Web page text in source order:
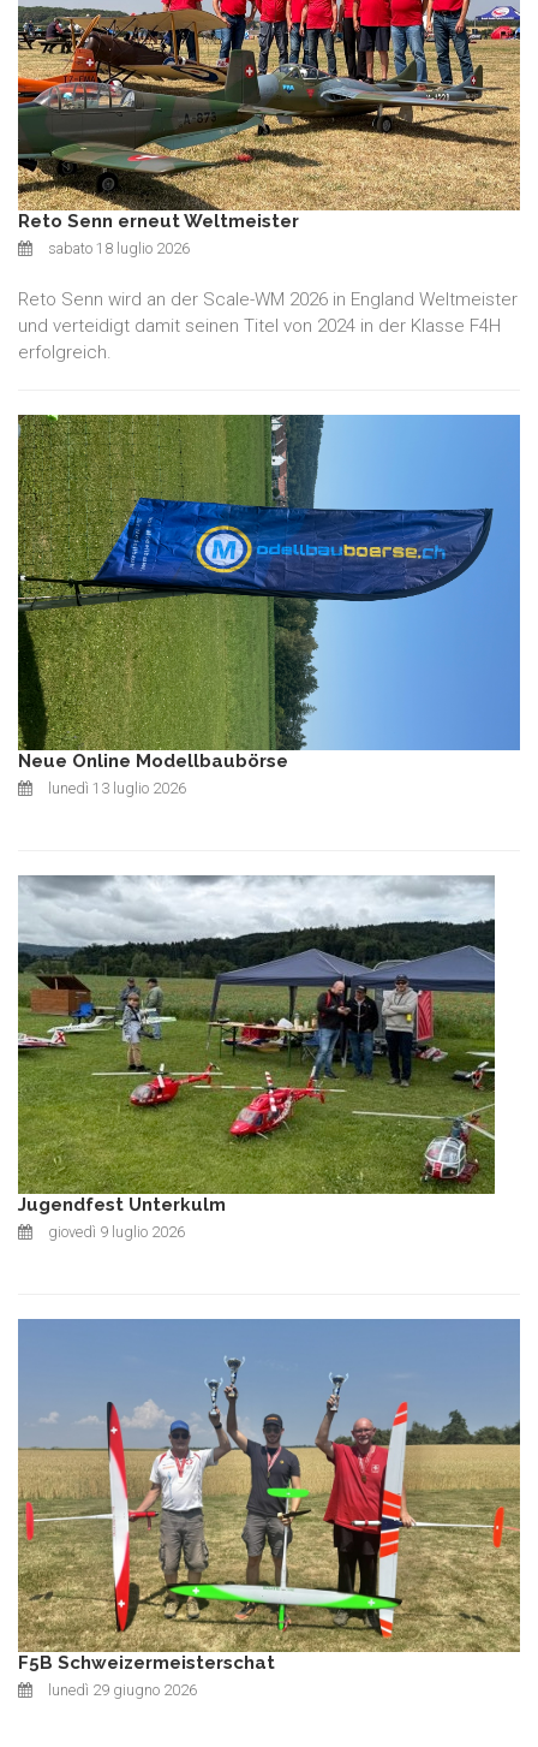
Reto Senn erneut Weltmeister
sabato 18 luglio 2026
Reto Senn wird an der Scale-WM 2026 in England Weltmeister
und verteidigt damit seinen Titel von 2024 in der Klasse F4H
erfolgreich.
Neue Online Modellbaubörse
lunedì 13 luglio 2026
Jugendfest Unterkulm
giovedì 9 luglio 2026
F5B Schweizermeisterschat
lunedì 29 giugno 2026